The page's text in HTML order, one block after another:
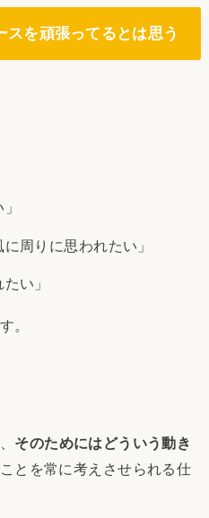
を頑張ってるとは思う
周りに思われたい」
い」
。
そのためにはどういう動き
とを常に考えさせられる仕